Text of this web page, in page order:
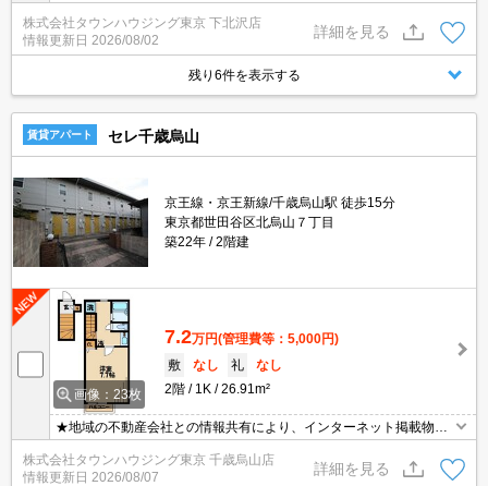
株式会社タウンハウジング東京 下北沢店
情報更新日 2026/08/02
詳細を見る
残り6件を表示する
賃貸アパート セレ千歳烏山
京王線・京王新線/千歳烏山駅 徒歩15分
東京都世田谷区北烏山７丁目
築22年
2階建
画像：23枚
7.2万円(管理費等：5,000円)
敷
なし 礼
なし
2階
1K 26.91m²
★地域の不動産会社との情報共有により、インターネット掲載物件
のほぼ全てがご紹介可能です♪お家賃交渉や礼金交渉などもお気軽に
ご相談ください♪
株式会社タウンハウジング東京 千歳烏山店
情報更新日 2026/08/07
詳細を見る